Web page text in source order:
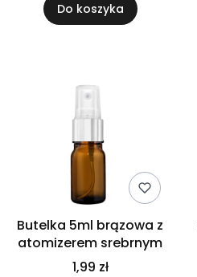
Do koszyka
Butelka 5ml brązowa z
atomizerem srebrnym
1,99 zł